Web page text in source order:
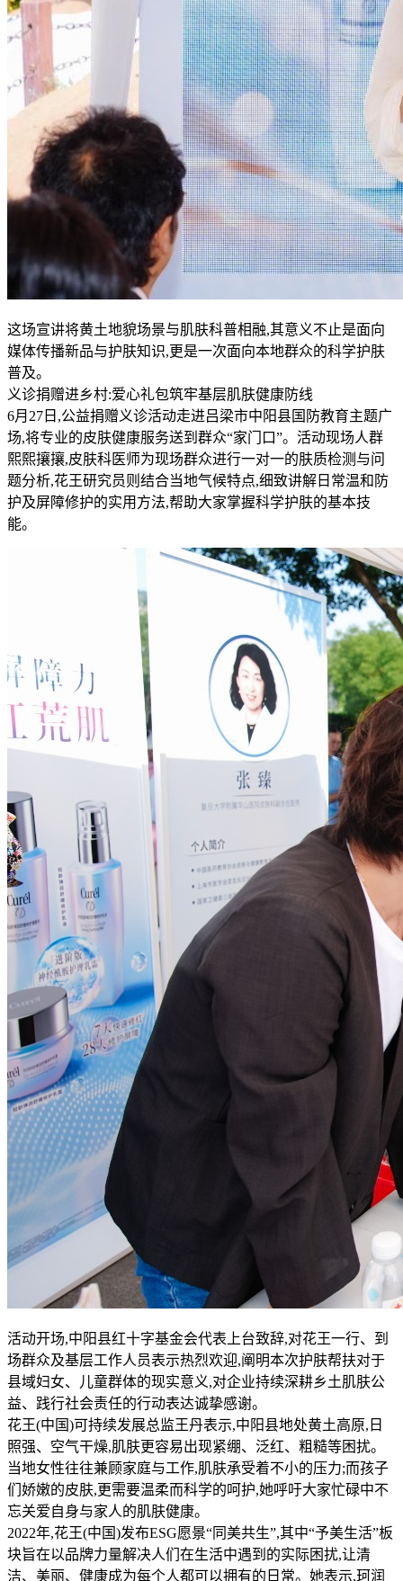
这场宣讲将黄土地貌场景与肌肤科普相融,其意义不止是面向
媒体传播新品与护肤知识,更是一次面向本地群众的科学护肤
普及。
义诊捐赠进乡村:爱心礼包筑牢基层肌肤健康防线
6月27日,公益捐赠义诊活动走进吕梁市中阳县国防教育主题广
场,将专业的皮肤健康服务送到群众“家门口”。活动现场人群
熙熙攘攘,皮肤科医师为现场群众进行一对一的肤质检测与问
题分析,花王研究员则结合当地气候特点,细致讲解日常温和防
护及屏障修护的实用方法,帮助大家掌握科学护肤的基本技
能。
活动开场,中阳县红十字基金会代表上台致辞,对花王一行、到
场群众及基层工作人员表示热烈欢迎,阐明本次护肤帮扶对于
县域妇女、儿童群体的现实意义,对企业持续深耕乡土肌肤公
益、践行社会责任的行动表达诚挚感谢。
花王(中国)可持续发展总监王丹表示,中阳县地处黄土高原,日
照强、空气干燥,肌肤更容易出现紧绷、泛红、粗糙等困扰。
当地女性往往兼顾家庭与工作,肌肤承受着不小的压力;而孩子
们娇嫩的皮肤,更需要温柔而科学的呵护,她呼吁大家忙碌中不
忘关爱自身与家人的肌肤健康。
2022年,花王(中国)发布ESG愿景“同美共生”,其中“予美生活”板
块旨在以品牌力量解决人们在生活中遇到的实际困扰,让清
洁、美丽、健康成为每个人都可以拥有的日常。她表示,珂润